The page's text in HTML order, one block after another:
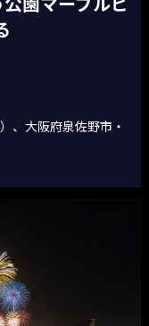
、大阪府泉佐野市・